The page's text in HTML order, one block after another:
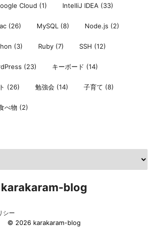
Cloud (1) IntelliJ IDEA (33)
(26) MySQL (8) Node.js (2)
(3) Ruby (7) SSH (12)
(23) キーボード (14)
(26) 勉強会 (14) 子育て (8)
べ物 (2)
karakaram-blog
シー
© 2026 karakaram-blog